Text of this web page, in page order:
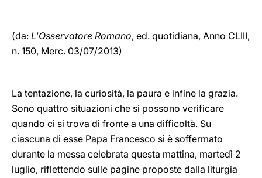
(da: L'Osservatore Romano, ed. quotidiana, Anno CLIII,
n. 150, Merc. 03/07/2013)
La tentazione, la curiosità, la paura e infine la grazia.
Sono quattro situazioni che si possono verificare
quando ci si trova di fronte a una difficoltà. Su
ciascuna di esse Papa Francesco si è soffermato
durante la messa celebrata questa mattina, martedì 2
luglio, riflettendo sulle pagine proposte dalla liturgia